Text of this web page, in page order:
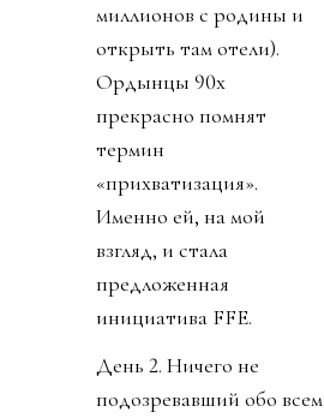
миллионов с родины и
открыть там отели).
Ордынцы 90х
прекрасно помнят
термин
«прихватизация».
Именно ей, на мой
взгляд, и стала
предложенная
инициатива FFE.
День 2. Ничего не
подозревавший обо всем